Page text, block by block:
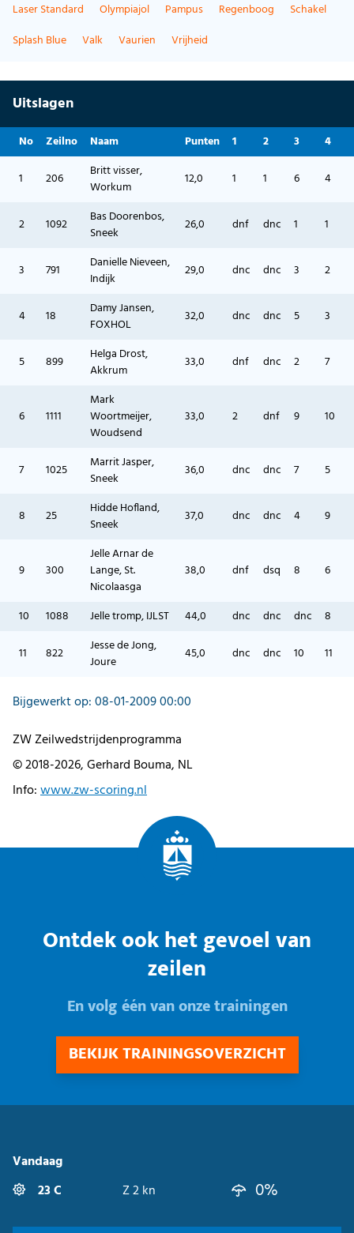
Laser Standard
Olympiajol Pampus Regenboog
Schakel
Splash Blue
Valk Vaurien Vrijheid
Uitslagen
No Zeilno Naam Punten 1 2 3 4
1 206
Britt visser,
Workum
12,0 1 1 6 4
2 1092
Bas Doorenbos,
Sneek
26,0 dnf dnc 1 1
3 791
Danielle Nieveen,
Indijk
29,0 dnc dnc 3 2
4 18
Damy Jansen,
FOXHOL
32,0 dnc dnc 5 3
5 899
Helga Drost,
Akkrum
33,0 dnf dnc 2 7
6 1111
Mark
Woortmeijer,
Woudsend
33,0 2 dnf 9 10
7 1025
Marrit Jasper,
Sneek
36,0 dnc dnc 7 5
8 25
Hidde Hofland,
Sneek
37,0 dnc dnc 4 9
9 300
Jelle Arnar de
Lange, St.
Nicolaasga
38,0 dnf dsq 8 6
10 1088 Jelle tromp, IJLST 44,0 dnc dnc dnc 8
11 822
Jesse de Jong,
Joure
45,0 dnc dnc 10 11
Bijgewerkt op: 08-01-2009 00:00
ZW Zeilwedstrijdenprogramma
© 2018-2026, Gerhard Bouma, NL
Info:www.zw-scoring.nl
Ontdek ook het gevoel van
zeilen
En volg één van onze trainingen
BEKIJK TRAININGSOVERZICHT
Vandaag
23 C
Z 2 kn 0%